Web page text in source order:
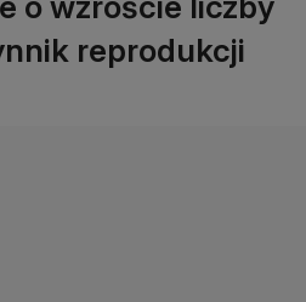
reprodukcji